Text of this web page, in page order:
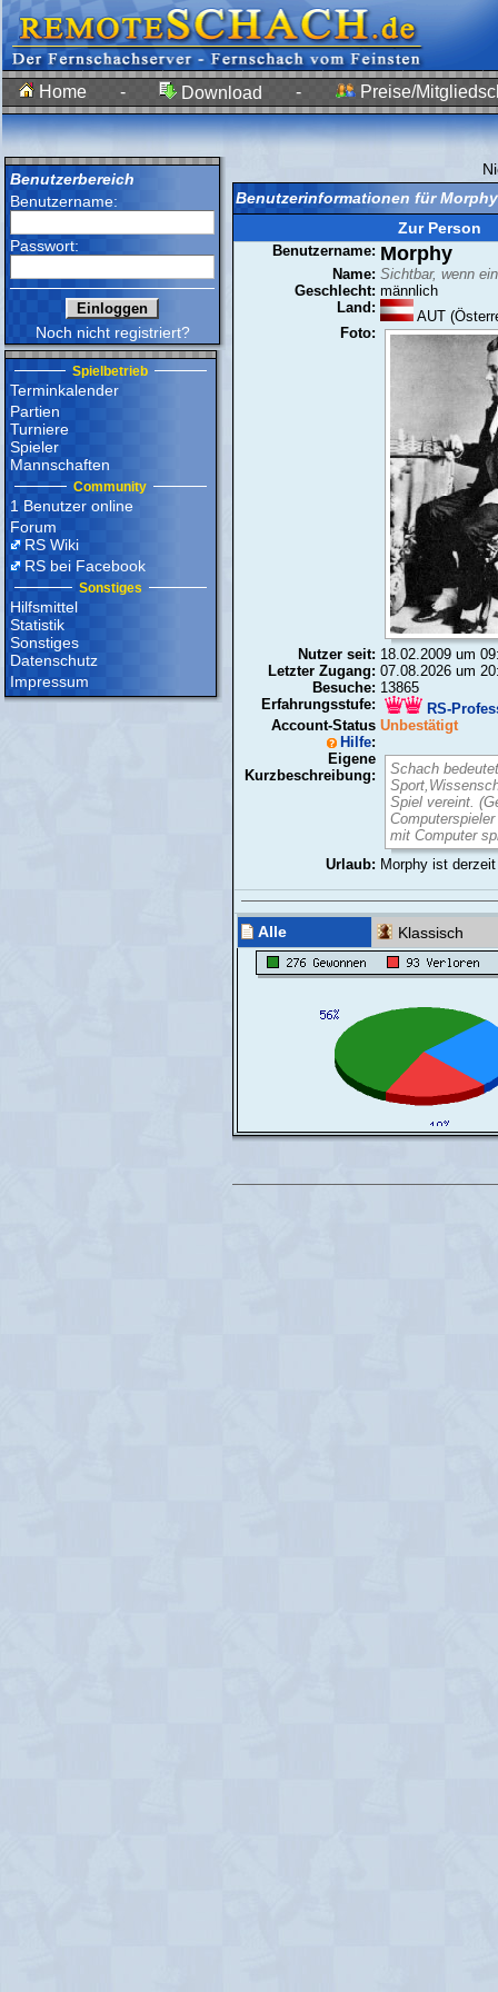
Home - Download - Preise/
Benutzerbereich
Benutzername:
Passwort:
Noch nicht registriert?
Spielbetrieb
Terminkalender
Partien
Turniere
Spieler
Mannschaften
Community
1 Benutzer online
Forum
RS Wiki
RS bei Facebook
Sonstiges
Hilfsmittel
Statistik
Sonstiges
Datenschutz
Impressum
Benutzerinformationen für
Zur Person
Benutzername: Morphy
Name: Sichtbar, wenn
Geschlecht: männlich
Land:
AUT
Foto:
Nutzer seit: 18.02.2009 um
Letzter Zugang: 07.08.2026 um
Besuche: 13865
Erfahrungsstufe:
RS-
Account-Status
Hilfe:
Unbestätigt
Eigene
Kurzbeschreibung:
Schach
Spiel vereint.
mit Computer
Urlaub: Morphy ist
Alle Klassisch